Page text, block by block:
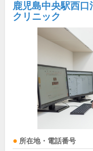
鹿児島中央駅西
クリニック
所在地・電話番号